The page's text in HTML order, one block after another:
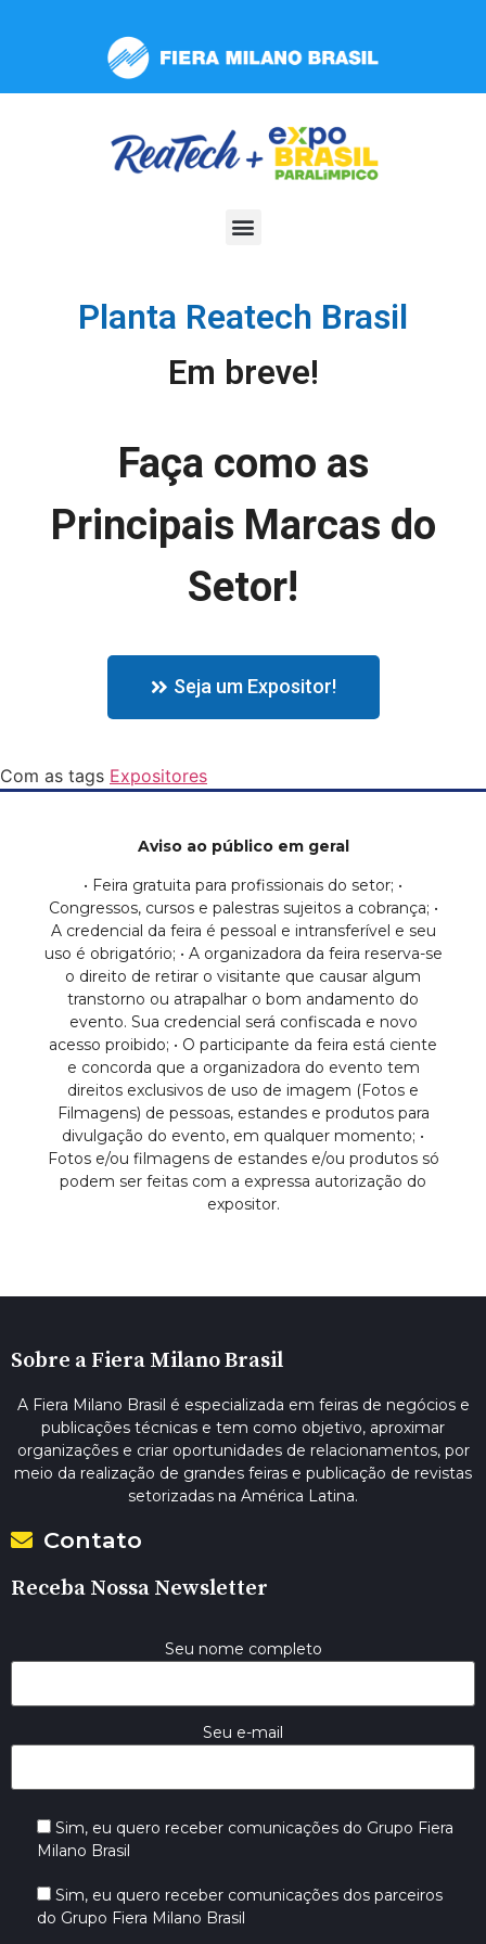
inclui
Planta Reatech Brasil
Em breve!
Faça como as
Principais Marcas do
Setor!
Seja um Expositor!
Com as tags Expositores
Aviso ao público em geral
• Feira gratuita para profissionais do setor; •
Congressos, cursos e palestras sujeitos a cobrança; •
A credencial da feira é pessoal e intransferível e seu
uso é obrigatório; • A organizadora da feira reserva-se
o direito de retirar o visitante que causar algum
transtorno ou atrapalhar o bom andamento do
evento. Sua credencial será confiscada e novo
acesso proibido; • O participante da feira está ciente
e concorda que a organizadora do evento tem
direitos exclusivos de uso de imagem (Fotos e
Filmagens) de pessoas, estandes e produtos para
divulgação do evento, em qualquer momento; •
Fotos e/ou filmagens de estandes e/ou produtos só
podem ser feitas com a expressa autorização do
expositor.
Sobre a Fiera Milano Brasil
A Fiera Milano Brasil é especializada em feiras de negócios e
publicações técnicas e tem como objetivo, aproximar
organizações e criar oportunidades de relacionamentos, por
meio da realização de grandes feiras e publicação de revistas
setorizadas na América Latina.
Contato
Receba Nossa Newsletter
Seu nome completo
Seu e-mail
Sim, eu quero receber comunicações do Grupo Fiera
Milano Brasil
Sim, eu quero receber comunicações dos parceiros
do Grupo Fiera Milano Brasil